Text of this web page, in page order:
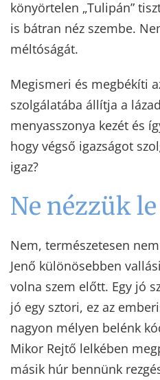
könyörtelen „Tulipán”
is bátran néz szembe.
méltóságát.
Megismeri és megbékíti
szolgálatába állítja a
menyasszonya kezét és
hogy végső igazságot
igaz?
Ne nézzük
Nem, természetesen
Jenő különösebben
volna szem előtt. Egy jó
jó egy sztori, ez az
nagyon mélyen belénk
Mikor Rejtő lelkében
másik húr bennünk